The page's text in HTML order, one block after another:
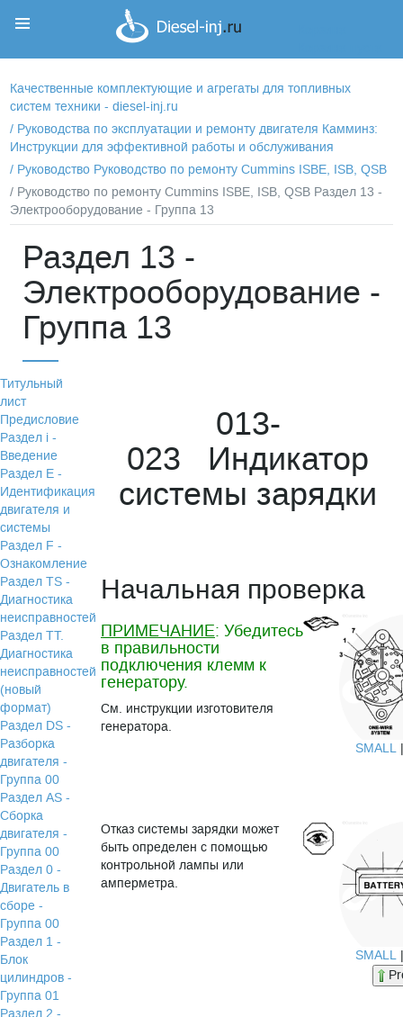
Качественные комплектующие и агрегаты для топливных
систем техники - diesel-inj.ru
/ Руководства по эксплуатации и ремонту двигателя Камминз:
Инструкции для эффективной работы и обслуживания
/ Руководство Руководство по ремонту Cummins ISBE, ISB, QSB
/ Руководство по ремонту Cummins ISBE, ISB, QSB Раздел 13 -
Электрооборудование - Группа 13
Раздел 13 -
Электрооборудование -
Группа 13
Титульный
лист
Предисловие
Раздел i -
Введение
Раздел Е -
Идентификация
двигателя и
системы
Раздел F -
Ознакомление
Раздел TS -
Диагностика
неисправностей
Раздел TТ.
Диагностика
неисправностей
(новый
формат)
Раздел DS -
Разборка
двигателя -
Группа 00
Раздел АS -
Сборка
двигателя -
Группа 00
Раздел 0 -
Двигатель в
сборе -
Группа 00
Раздел 1 -
Блок
цилиндров -
Группа 01
013-
023 Индикатор
системы зарядки
Начальная проверка
ПРИМЕЧАНИЕ: Убедитесь
в правильности
подключения клемм к
генератору.
См. инструкции изготовителя
генератора.
SMALL
Отказ системы зарядки может
быть определен с помощью
контрольной лампы или
амперметра.
SMALL